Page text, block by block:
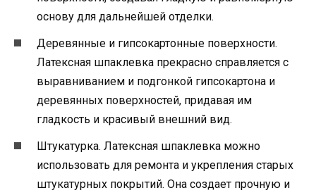
основу для дальнейшей отделки.
Деревянные и гипсокартонные поверхности.
Латексная шпаклевка прекрасно справляется с
выравниванием и подгонкой гипсокартона и
деревянных поверхностей, придавая им
гладкость и красивый внешний вид.
Штукатурка. Латексная шпаклевка можно
использовать для ремонта и укрепления старых
штукатурных покрытий. Она создает прочную и